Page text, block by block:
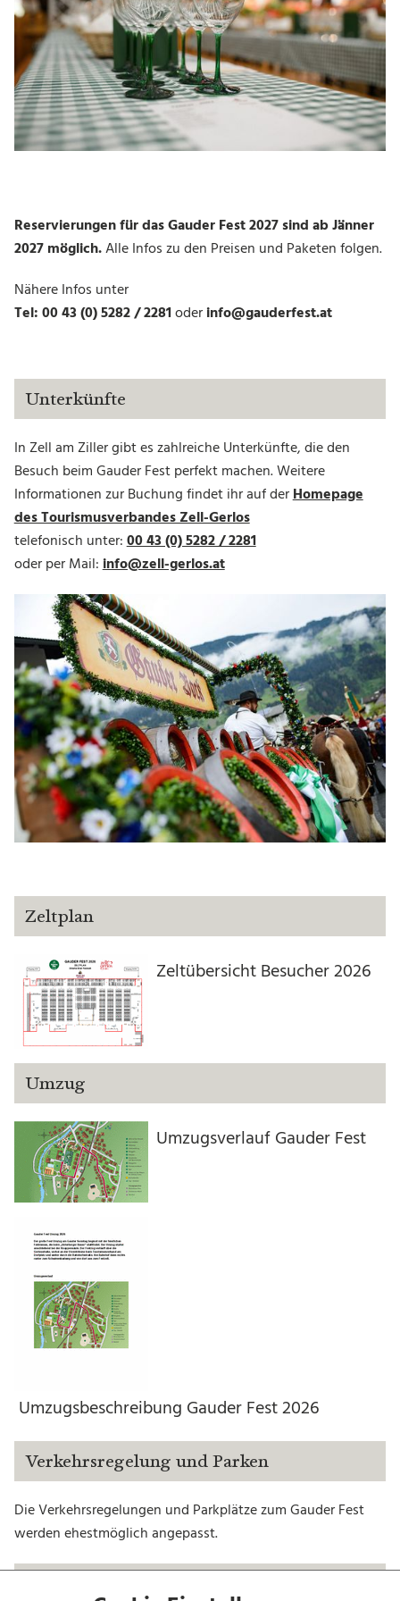
Gauder Fest 2019
Gauder Fest 2018
Gauder Fest 2017
Gauder Fest 2016
Gauder Fest Geschichte
KONTAKT
JOBS
Reservierungen für das Gauder Fest 2027 sind ab Jänner
2027möglich.Alle Infos zu den Preisen und Paketen folgen.
Nähere Infos unter
Tel:00 43 (0) 5282 / 2281oderinfo@gauderfest.at
Unterkünfte
In Zell am Ziller gibt es zahlreiche Unterkünfte, die den
Besuch beim Gauder Fest perfekt machen. Weitere
Informationen zur Buchung findet ihr auf derHomepage
des Tourismusverbandes Zell-Gerlos
telefonisch unter:00 43 (0) 5282 / 2281
oder per Mail:info@zell-gerlos.at
Zeltplan
Zeltübersicht Besucher 2026
Umzug
Umzugsverlauf Gauder Fest
Umzugsbeschreibung Gauder Fest 2026
Verkehrsregelung und Parken
Die Verkehrsregelungen und Parkplätze zum Gauder Fest
werden ehestmöglich angepasst.